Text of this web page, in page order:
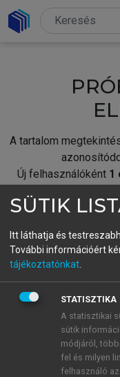
A tartalom
Új felhasználóként 1
fiókoddal,
A regisztráció után a
BELÉPÉS
ÚJ FIÓK
1 óra díjmentes
SÜTIK
Itt láthatja és
További információért
tájékoztatónkat
STATISZTIKA
A statisztikai
sütik
módjáról,
fel és milyen
felhasználó